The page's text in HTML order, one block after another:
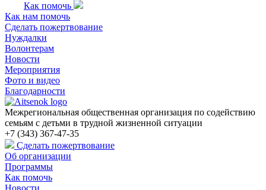
Как помочь
Как нам помочь
Сделать пожертвование
Нуждалки
Волонтерам
Новости
Мероприятия
Фото и видео
Благодарности
Межрегиональная общественная организация по содействию
семьям с детьми в трудной жизненной ситуации
+7 (343) 367-47-35
Сделать пожертвование
Об организации
Программы
Как помочь
Новости